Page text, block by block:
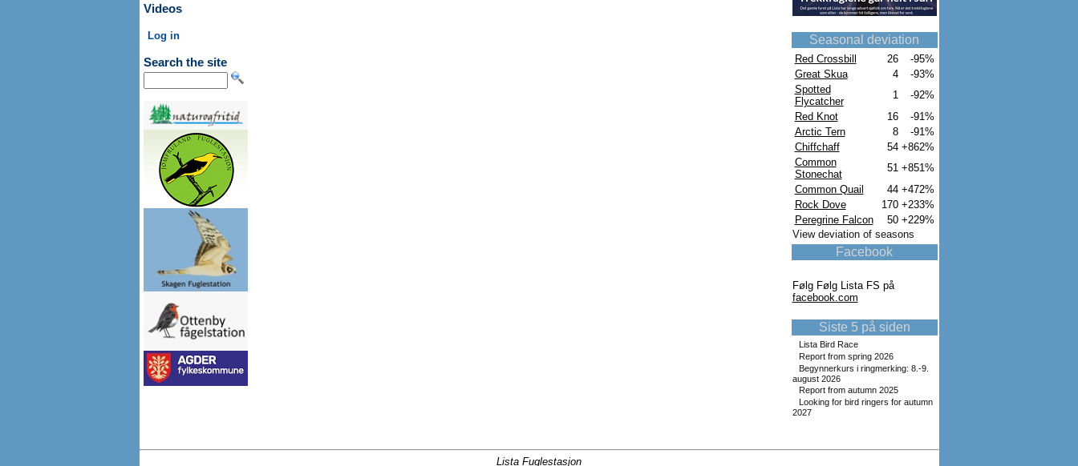
Videos
Log in
Search the site
Seasonal deviation
Red Crossbill 26
-95%
Great Skua
4
-93%
Spotted
Flycatcher
1
-92%
Red Knot
16
-91%
Arctic Tern
8
-91%
Chiffchaff
54 +862%
Common
Stonechat
51 +851%
Common Quail
44 +472%
Rock Dove
170 +233%
Peregrine Falcon
50 +229%
View deviation of seasons
Facebook
Følg Følg Lista FS på
facebook.com
Siste 5 på siden
Lista Bird Race
Report from spring 2026
Begynnerkurs i ringmerking: 8.-9.
august 2026
Report from autumn 2025
Looking for bird ringers for autumn
2027
Lista Fuglestasjon